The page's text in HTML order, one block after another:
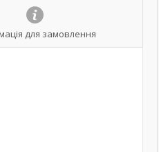
для замовлення